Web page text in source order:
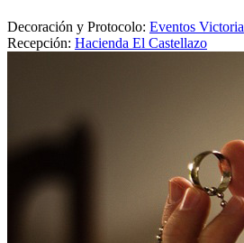
Decoración y Protocolo: Eventos Victoria
Recepción: Hacienda El Castellazo